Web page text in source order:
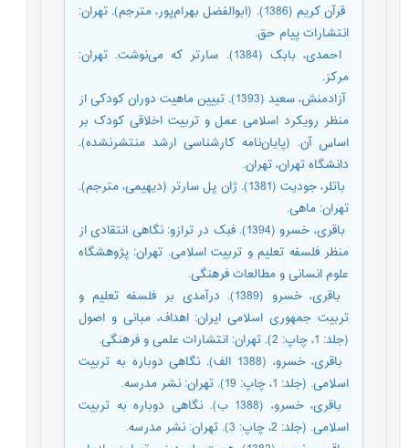
­ قرآن کریم (1386). (ابوالفضل بهرام‌پور، مترجم). تهران:
انتشارات پیام حق.
­ احمدی، بابک (1384). سارتر که می‌نوشت. تهران:
مرکز.
­ آزادمنش، سعید (1393). تبیین ماهیت دوران کودکی از
منظر رویکرد اسلامی عمل و تربیت اخلاقی کودک بر
اساس آن. (پایان‌نامه کارشناسی ارشد منتشرنشده).
دانشگاه تهران، تهران.
­ باتلر، جودیت (1381). ژان پل سارتر (دیهیمی، مترجم).
تهران: ماهی.
­ باقری، خسرو (1394). فبک در ترازو: نگاهی انتقادی از
منظر فلسفه تعلیم و تربیت اسلامی. تهران: پژوهشگاه
علوم انسانی و مطالعات فرهنگی.
­ باقری، خسرو (1389). درآمدی بر فلسفه تعلیم و
تربیت جمهوری اسلامی ایران: اهداف، مبانی و اصول
(جلد: 1، چاپ: 2). تهران: انتشارات علمی و فرهنگی.
­ باقری، خسرو، (1388 الف). نگاهی دوباره به تربیت
اسلامی. (جلد: 1، چاپ: 19). تهران: نشر مدرسه.
­ باقری، خسرو، (1388 ب). نگاهی دوباره به تربیت
اسلامی. (جلد: 2، چاپ: 3). تهران: نشر مدرسه.